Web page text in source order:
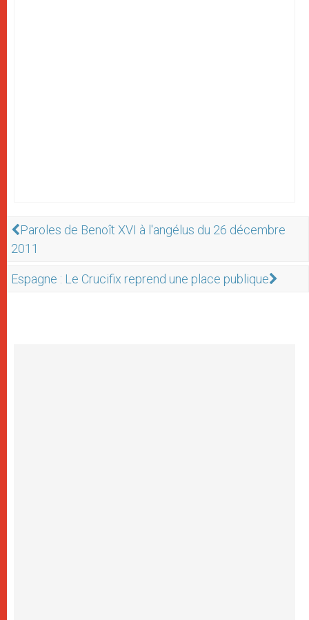
Paroles de Benoît XVI à l'angélus du 26 décembre
2011
Espagne : Le Crucifix reprend une place publique